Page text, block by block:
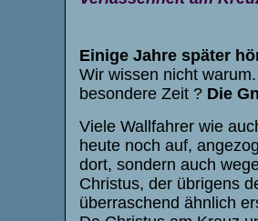
Einige Jahre später
Wir wissen nicht
besondere Zeit ? Die
Viele Wallfahrer wie
heute noch auf,
dort, sondern auch
Christus, der übrigens
überraschend ähnlich